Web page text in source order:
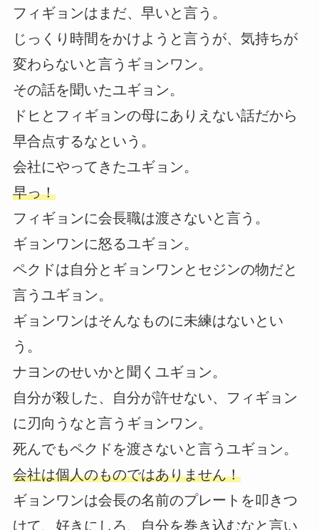
フィギョンはまだ、早いと言う。
じっくり時間をかけようと言うが、気持ちが
変わらないと言うギョンワン。
その話を聞いたユギョン。
ドヒとフィギョンの母にありえない話だから
早合点するなという。
会社にやってきたユギョン。
早っ！
フィギョンに会長職は渡さないと言う。
ギョンワンに怒るユギョン。
ペクドは自分とギョンワンとセジンの物だと
言うユギョン。
ギョンワンはそんなものに未練はないとい
う。
ナヨンのせいかと聞くユギョン。
自分が殺した、自分が許せない、フィギョン
に刃向うなと言うギョンワン。
死んでもペクドを渡さないと言うユギョン。
会社は個人のものではありません！
ギョンワンは会長の名前のプレートを叩きつ
けて、好きにしろ、自分を巻き込むなと言い